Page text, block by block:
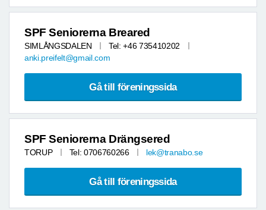
SPF Seniorerna Breared
SIMLÅNGSDALEN
Tel: +46 735410202
anki.preifelt@gmail.com
Gå till föreningssida
SPF Seniorerna Drängsered
TORUP Tel: 0706760266 lek@tranabo.se
Gå till föreningssida